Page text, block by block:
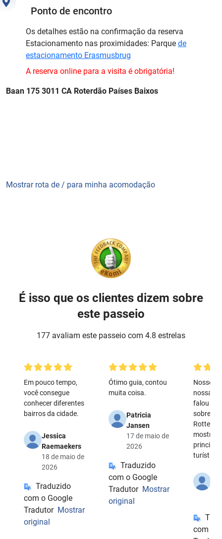
Ponto de encontro
Os detalhes estão na confirmação da reserva
Estacionamento nas proximidades: Parque de
estacionamento Erasmusbrug
A reserva online para a visita é obrigatória!
Baan 175 3011 CA Roterdão Países Baixos
Mostrar rota de / para minha acomodação
É isso que os clientes dizem sobre
este passeio
177 avaliam este passeio com 4.8 estrelas
Em pouco tempo,
você consegue
conhecer diferentes
bairros da cidade.
Jessica
Raemaekers
18 de maio de
2026
Traduzido
com o Google
Tradutor Mostrar
original
Ótimo guia, contou
muita coisa.
Patricia
Jansen
17 de maio de
2026
Traduzido
com o Google
Tradutor Mostrar
original
Nossos
nossa
falou
sobre
mostrou
com o